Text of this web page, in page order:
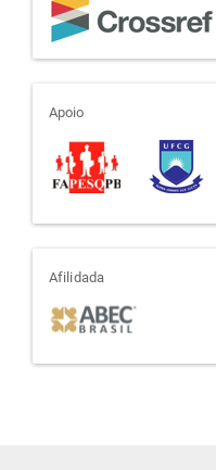
apoio
Apoio
afiliada
Afilidada